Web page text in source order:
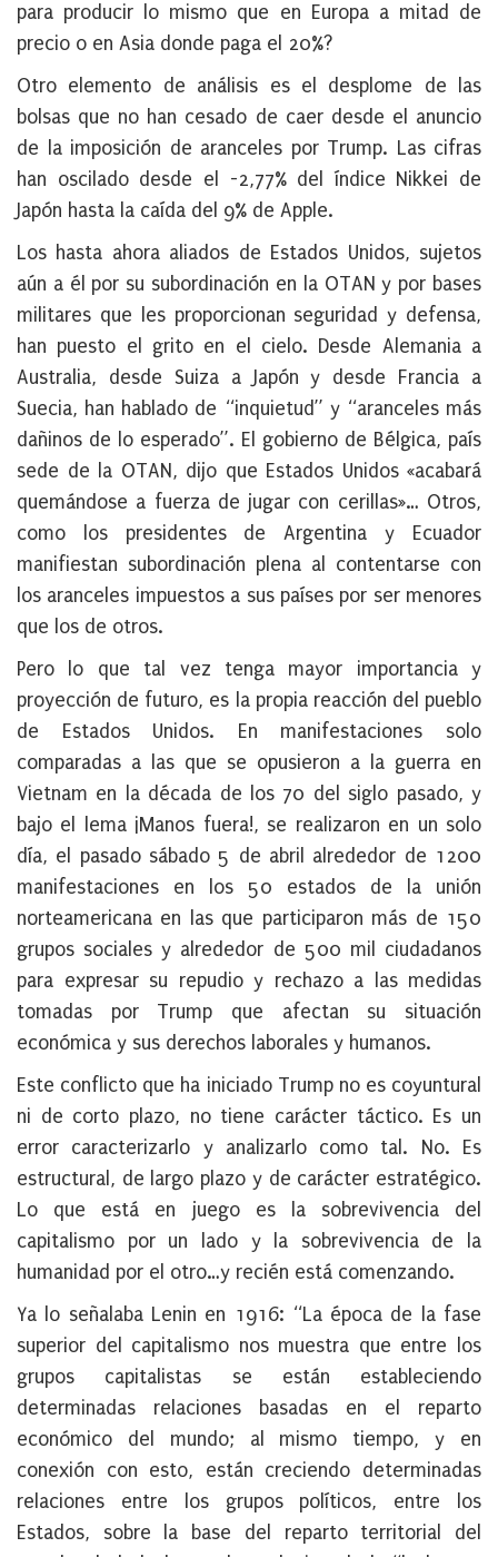
para producir lo mismo que en Europa a mitad de
precio o en Asia donde paga el 20%?
Otro elemento de análisis es el desplome de las
bolsas que no han cesado de caer desde el anuncio
de la imposición de aranceles por Trump. Las cifras
han oscilado desde el -2,77% del índice Nikkei de
Japón hasta la caída del 9% de Apple.
Los hasta ahora aliados de Estados Unidos, sujetos
aún a él por su subordinación en la OTAN y por bases
militares que les proporcionan seguridad y defensa,
han puesto el grito en el cielo. Desde Alemania a
Australia, desde Suiza a Japón y desde Francia a
Suecia, han hablado de “inquietud” y “aranceles más
dañinos de lo esperado”. El gobierno de Bélgica, país
sede de la OTAN, dijo que Estados Unidos «acabará
quemándose a fuerza de jugar con cerillas»… Otros,
como los presidentes de Argentina y Ecuador
manifiestan subordinación plena al contentarse con
los aranceles impuestos a sus países por ser menores
que los de otros.
Pero lo que tal vez tenga mayor importancia y
proyección de futuro, es la propia reacción del pueblo
de Estados Unidos. En manifestaciones solo
comparadas a las que se opusieron a la guerra en
Vietnam en la década de los 70 del siglo pasado, y
bajo el lema ¡Manos fuera!, se realizaron en un solo
día, el pasado sábado 5 de abril alrededor de 1200
manifestaciones en los 50 estados de la unión
norteamericana en las que participaron más de 150
grupos sociales y alrededor de 500 mil ciudadanos
para expresar su repudio y rechazo a las medidas
tomadas por Trump que afectan su situación
económica y sus derechos laborales y humanos.
Este conflicto que ha iniciado Trump no es coyuntural
ni de corto plazo, no tiene carácter táctico. Es un
error caracterizarlo y analizarlo como tal. No. Es
estructural, de largo plazo y de carácter estratégico.
Lo que está en juego es la sobrevivencia del
capitalismo por un lado y la sobrevivencia de la
humanidad por el otro…y recién está comenzando.
Ya lo señalaba Lenin en 1916: “La época de la fase
superior del capitalismo nos muestra que entre los
grupos capitalistas se están estableciendo
determinadas relaciones basadas en el reparto
económico del mundo; al mismo tiempo, y en
conexión con esto, están creciendo determinadas
relaciones entre los grupos políticos, entre los
Estados, sobre la base del reparto territorial del